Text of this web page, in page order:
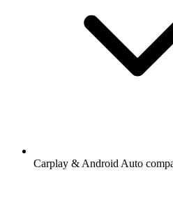
Carplay & Android Auto